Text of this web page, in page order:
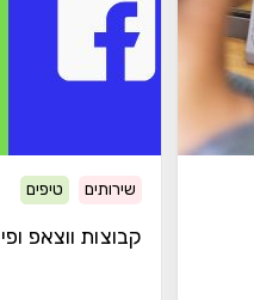
שירותים טיפים
קבוצות ווצאפ